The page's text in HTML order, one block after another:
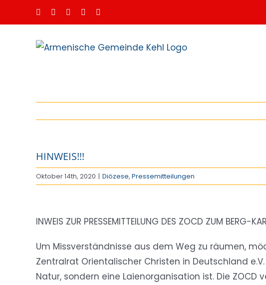
Inhalt
springen
FacebookInstagram
SpotifyYouTube
HINWEIS!!!
Oktober 14th, 2020 | Diözese, Pressemitteilungen
grösseres
INWEIS ZUR PRESSEMITTEILUNG DES ZOCD ZUM BERG-
Um Missverständnisse aus dem Weg zu räumen,
Zentralrat Orientalischer Christen in Deutschland
Natur, sondern eine Laienorganisation ist. Die